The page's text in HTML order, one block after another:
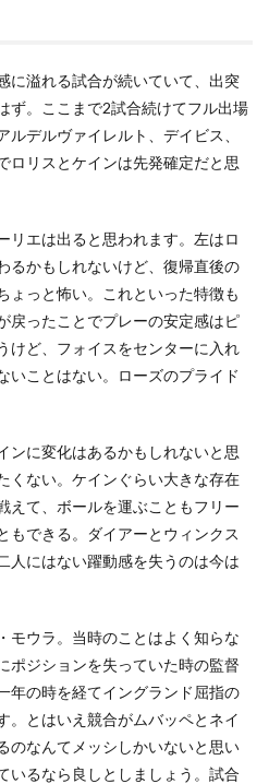
に溢れる試合が続いていて、出突
ず。ここまで2試合続けてフル出場
デルヴァイレルト、デイビス、
ロリスとケインは先発確定だと思
リエは出ると思われます。左はロ
るかもしれないけど、復帰直後の
ょっと怖い。これといった特徴も
戻ったことでプレーの安定感はピ
けど、フォイスをセンターに入れ
いことはない。ローズのプライド
ンに変化はあるかもしれないと思
くない。ケインぐらい大きな存在
えて、ボールを運ぶこともフリー
もできる。ダイアーとウィンクス
人にはない躍動感を失うのは今は
モウラ。当時のことはよく知らな
ポジションを失っていた時の監督
年の時を経てイングランド屈指の
。とはいえ競合がムバッペとネイ
のなんてメッシしかいないと思い
いるなら良しとしましょう。試合